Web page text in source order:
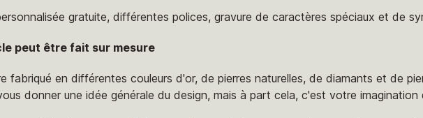
gratuite, différentes polices, gravure de caractères spéciaux et de
peut être fait sur mesure
fabriqué en différentes couleurs d'or, de pierres naturelles, de diamants et de
donner une idée générale du design, mais à part cela, c'est votre imagination